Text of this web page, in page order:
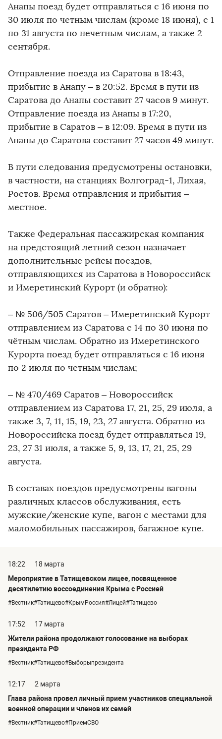
Анапы поезд будет отправляться с 16 июня по
30 июля по четным числам (кроме 18 июня), с 1
по 31 августа по нечетным числам, а также 2
сентября.
Отправление поезда из Саратова в 18:43,
прибытие в Анапу – в 20:52. Время в пути из
Саратова до Анапы составит 27 часов 9 минут.
Отправление поезда из Анапы в 17:20,
прибытие в Саратов – в 12:09. Время в пути из
Анапы до Саратова составит 27 часов 49 минут.
В пути следования предусмотрены остановки,
в частности, на станциях Волгоград-1, Лихая,
Ростов. Время отправления и прибытия –
местное.
Также Федеральная пассажирская компания
на предстоящий летний сезон назначает
дополнительные рейсы поездов,
отправляющихся из Саратова в Новороссийск
и Имеретинский Курорт (и обратно):
– № 506/505 Саратов – Имеретинский Курорт
отправлением из Саратова с 14 по 30 июня по
чётным числам. Обратно из Имеретинского
Курорта поезд будет отправляться с 16 июня
по 2 июля по четным числам;
– № 470/469 Саратов – Новороссийск
отправлением из Саратова 17, 21, 25, 29 июля, а
также 3, 7, 11, 15, 19, 23, 27 августа. Обратно из
Новороссийска поезд будет отправляться 19,
23, 27 31 июля, а также 5, 9, 13, 17, 21, 25, 29
августа.
В составах поездов предусмотрены вагоны
различных классов обслуживания, есть
мужские/женские купе, вагон с местами для
маломобильных пассажиров, багажное купе.
18:22
18 марта
Мероприятие в Татищевском лицее, посвященное
десятилетию воссоединения Крыма с Россией
#Вестник#Татищево#КрымРоссия#Лицей#Татищево
17:52
17 марта
Жители района продолжают голосование на выборах
президента РФ
#Вестник#Татищево#Выборыпрезидента
12:17
2 марта
Глава района провел личный прием участников специальной
военной операции и членов их семей
#Вестник#Татищево#ПриемСВО